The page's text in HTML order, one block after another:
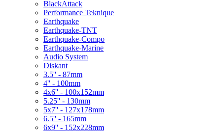
BlackAttack
Performance Teknique
Earthquake
Earthquake-TNT
Earthquake-Compo
Earthquake-Marine
Audio System
Diskant
3.5'' - 87mm
4'' - 100mm
4x6'' - 100x152mm
5.25'' - 130mm
5x7'' - 127x178mm
6.5'' - 165mm
6x9'' - 152x228mm